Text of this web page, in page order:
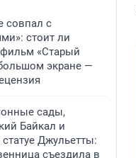
совпал с
стоит ли
«Старый
экране —
сады,
Байкал и
Джульетты:
съездила в